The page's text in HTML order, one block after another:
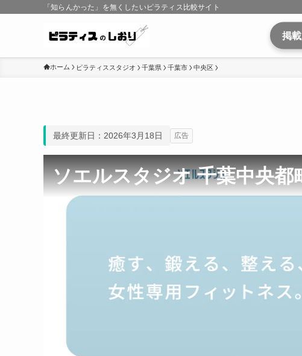
「知らんかった」を無くしたいピラティス比較サイト
掲
ホーム ピラティススタジオ 千葉県 千葉市 中央区
最終更新日：2026年3月18日 広告
ソエルスタジオ 千葉中央都